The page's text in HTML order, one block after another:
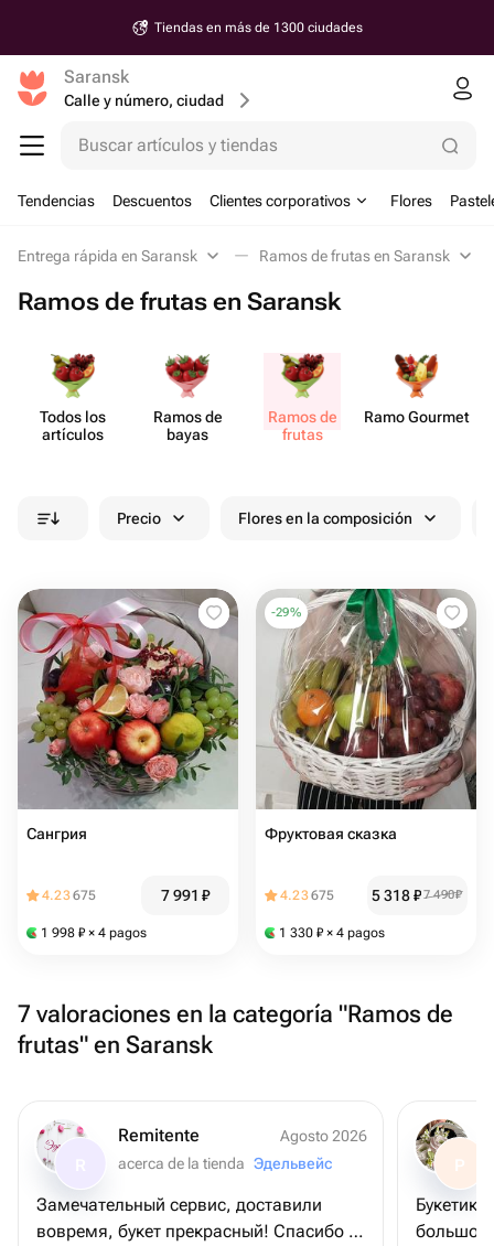
Tiendas en más de 1300 ciudades
Saransk
Calle y número, ciudad
Buscar artículos y tiendas
Tendencias Descuentos Clientes corporativos Flores
Entrega rápida en Saransk Ramos de frutas en Saransk
Ramos de frutas en Saransk
Todos los
artículos
Ramos de
bayas
Ramos de
frutas
Ramo Gourmet
Precio Flores en la composición
Сангрия
4.23675 7 991 ₽
1 998 ₽ × 4 pagos
-29%
Фруктовая сказка
4.23675 5 318₽7 490₽
1 330 ₽ × 4 pagos
7 valoraciones en la categoría "Ramos de
frutas" en Saransk
Remitente
Agosto 2026
acerca de la tienda Эдельвейс
Замечательный сервис, доставили
вовремя, букет прекрасный! Спасибо ❤️
P
Букетик